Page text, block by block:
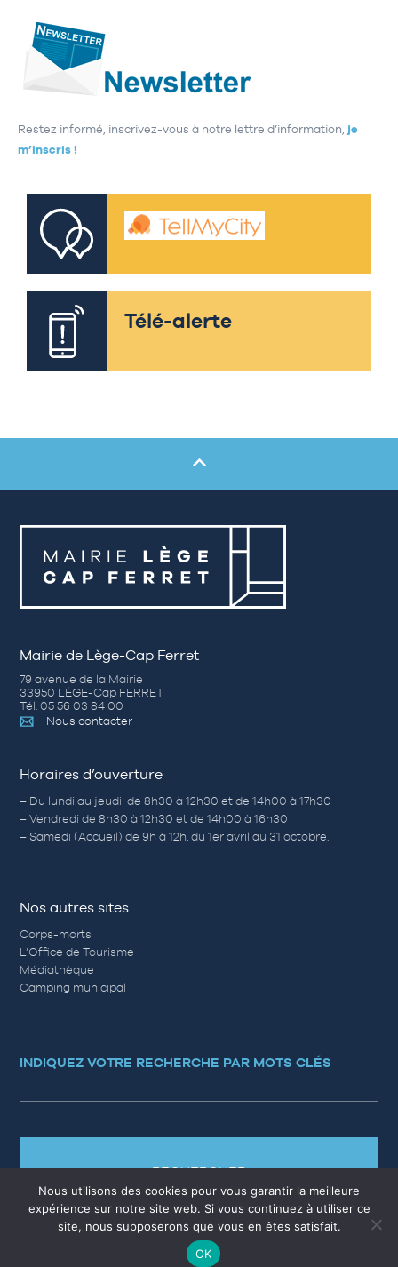
Restez informé, inscrivez-vous à notre lettre d’information, je
m’inscris !
Télé-alerte
Mairie de Lège-Cap Ferret
79 avenue de la Mairie
33950 LÈGE-Cap FERRET
Tél. 05 56 03 84 00
Nous contacter
Horaires d’ouverture
– Du lundi au jeudi de 8h30 à 12h30 et de 14h00 à 17h30
– Vendredi de 8h30 à 12h30 et de 14h00 à 16h30
– Samedi (Accueil) de 9h à 12h, du 1er avril au 31 octobre.
Nos autres sites
Corps-morts
L’Office de Tourisme
Médiathèque
Camping municipal
INDIQUEZ VOTRE RECHERCHE PAR MOTS CLÉS
RECHERCHER
QUESTIONS RÉPONSES
Nous utilisons des cookies pour vous garantir la meilleure
expérience sur notre site web. Si vous continuez à utiliser ce
site, nous supposerons que vous en êtes satisfait.
OK